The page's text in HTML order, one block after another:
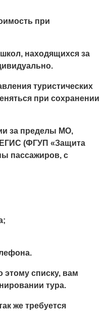
при
находящихся за
туристических
при сохранении
за пределы МО,
ЕГИС (ФГУП «Защита
пассажиров, с
этому списку, вам
тура.
же требуется